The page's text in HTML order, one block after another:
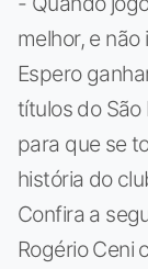
melhor, e
Espero
títulos do
para que se
história do
Confira a
Rogério Ceni